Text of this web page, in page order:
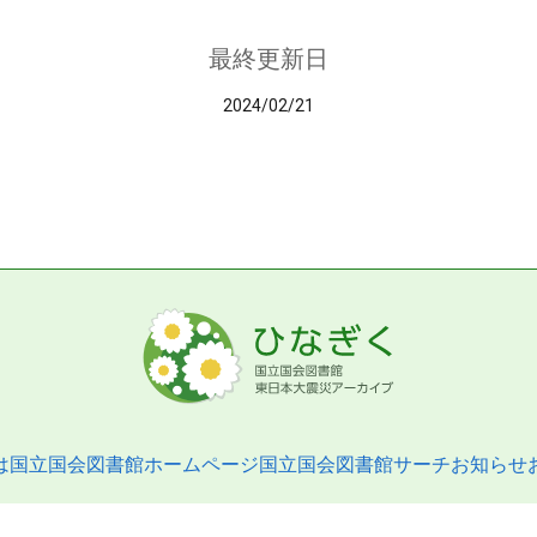
最終更新日
2024/02/21
国立国会図書館ホームページ国立国会図書館サーチお知らせ